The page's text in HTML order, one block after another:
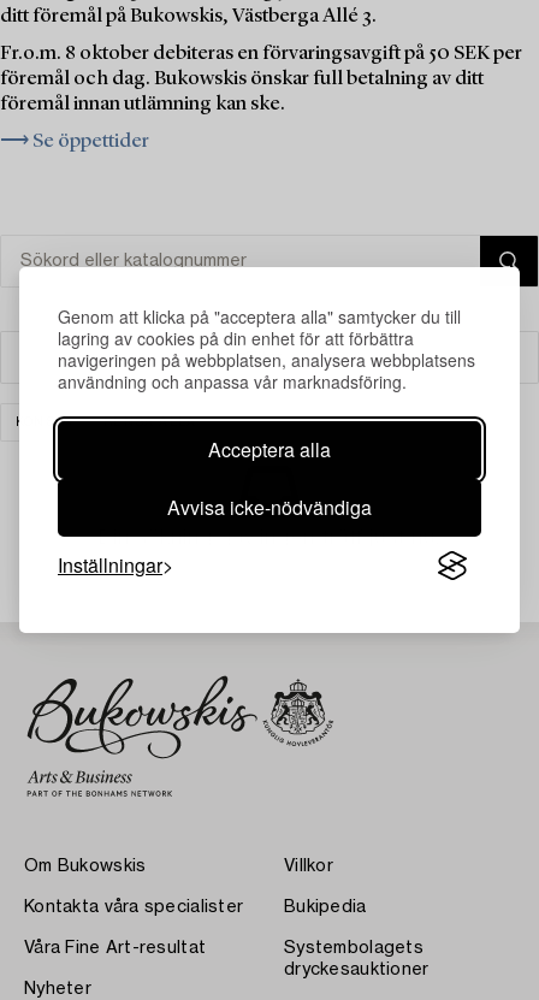
Genom att klicka på "acceptera alla" samtycker du till
lagring av cookies på din enhet för att förbättra
navigeringen på webbplatsen, analysera webbplatsens
användning och anpassa vår marknadsföring.
Acceptera alla
Avvisa icke-nödvändiga
Inställningar
ditt föremål på Bukowskis, Västberga Allé 3.
Fr.o.m. 8 oktober debiteras en förvaringsavgift på 50 SEK per
föremål och dag. Bukowskis önskar full betalning av ditt
föremål innan utlämning kan ske.
⟶ Se öppettider
Filter
KONST RENSA ALLA
Din sökning gav ingen träff just nu.
Om Bukowskis
Kontakta våra specialister
Våra Fine Art-resultat
Nyheter
Villkor
Bukipedia
Systembolagets
dryckesauktioner